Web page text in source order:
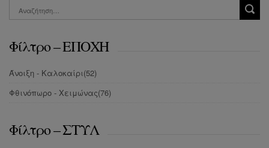
Φίλτρο – ΕΠΟΧΗ
Άνοιξη - Καλοκαίρι(52)
Φθινόπωρο - Χειμώνας(76)
Φίλτρο – ΣΤΥΛ